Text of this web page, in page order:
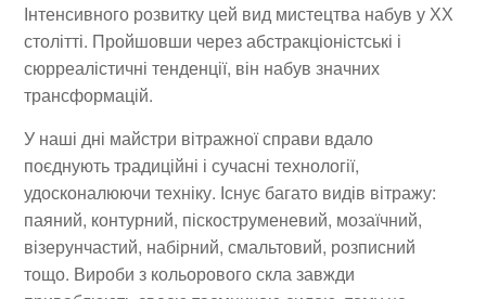
Інтенсивного розвитку цей вид мистецтва набув у ХХ
столітті. Пройшовши через абстракціоністські і
сюрреалістичні тенденції, він набув значних
трансформацій.
У наші дні майстри вітражної справи вдало
поєднують традиційні і сучасні технології,
удосконалюючи техніку. Існує багато видів вітражу:
паяний, контурний, піскоструменевий, мозаїчний,
візерунчастий, набірний, смальтовий, розписний
тощо. Вироби з кольорового скла завжди